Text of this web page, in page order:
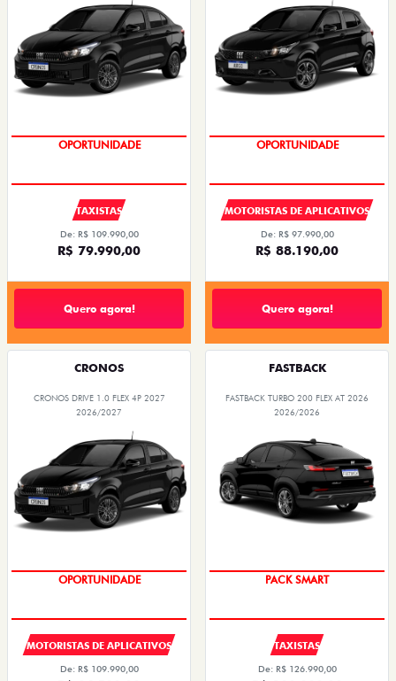
OPORTUNIDADE
TAXISTAS
De: R$ 109.990,00
R$ 79.990,00
Quero agora!
OPORTUNIDADE
MOTORISTAS DE APLICATIVOS
De: R$ 97.990,00
R$ 88.190,00
Quero agora!
CRONOS
CRONOS DRIVE 1.0 FLEX 4P 2027
2026/2027
OPORTUNIDADE
MOTORISTAS DE APLICATIVOS
De: R$ 109.990,00
FASTBACK
FASTBACK TURBO 200 FLEX AT 2026
2026/2026
PACK SMART
TAXISTAS
De: R$ 126.990,00